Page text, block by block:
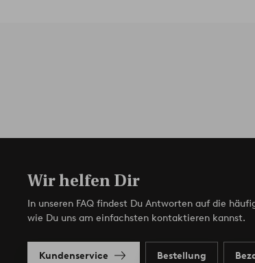
Wir helfen Dir
In unseren FAQ findest Du Antworten auf die
wie Du uns am einfachsten kontaktieren kannst.
Kundenservice Bestellung